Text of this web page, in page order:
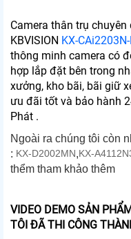
Camera thân trụ
KBVISION KX-
thông minh camera có
hợp lắp đặt bên trong
xưởng, kho bãi, bãi giữ
ưu đãi tốt và bảo hành
Phát .
Ngoài ra chúng tôi còn
: KX-D2002MN,KX-
thểm tham khảo thêm
VIDEO DEMO SẢN
TÔI ĐÃ THI CÔNG